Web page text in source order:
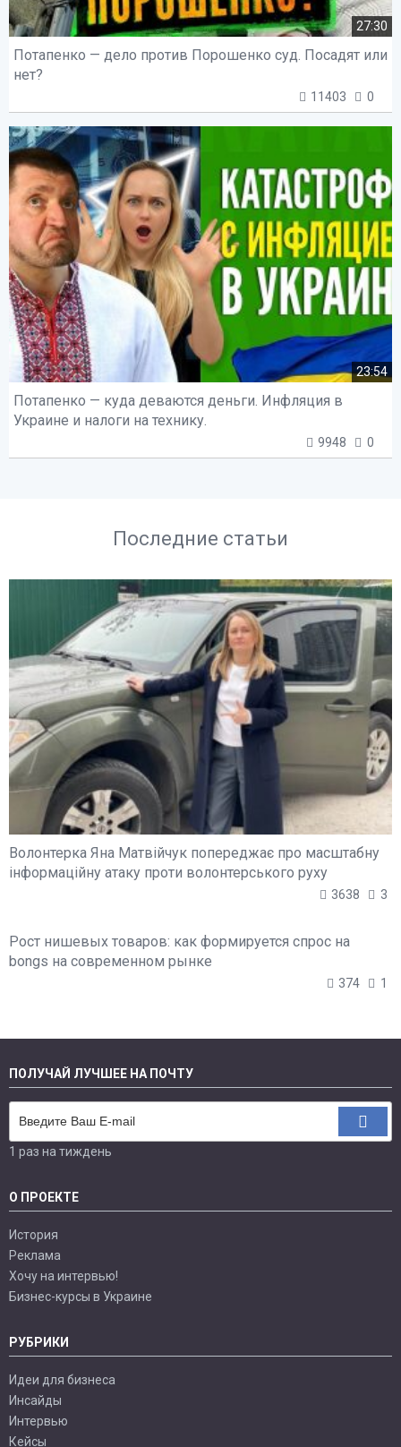
27:30
Потапенко — дело против Порошенко суд. Посадят или
нет?
11403 0
23:54
Потапенко — куда деваются деньги. Инфляция в
Украине и налоги на технику.
9948 0
Последние статьи
Волонтерка Яна Матвійчук попереджає про масштабну
інформаційну атаку проти волонтерського руху
3638 3
Рост нишевых товаров: как формируется спрос на
bongs на современном рынке
374 1
ПОЛУЧАЙ ЛУЧШЕЕ НА ПОЧТУ
1 раз на тиждень
О ПРОЕКТЕ
История
Реклама
Хочу на интервью!
Бизнес-курсы в Украине
РУБРИКИ
Идеи для бизнеса
Инсайды
Интервью
Кейсы